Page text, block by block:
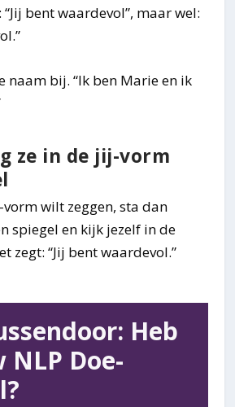
bent waardevol”, maar wel:
naam bij. “Ik ben Marie en ik
ze in de jij-vorm
wilt zeggen, sta dan
spiegel en kijk jezelf in de
zegt: “Jij bent waardevol.”
Heb
NLP Doe-